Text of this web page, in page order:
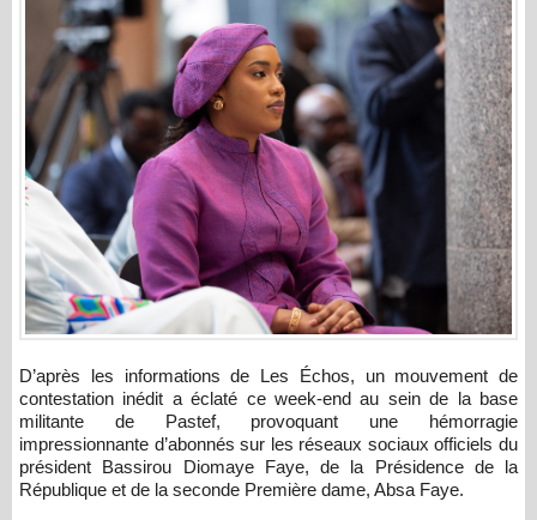
D’après les informations de Les Échos, un mouvement de
contestation inédit a éclaté ce week-end au sein de la base
militante de Pastef, provoquant une hémorragie
impressionnante d’abonnés sur les réseaux sociaux officiels du
président Bassirou Diomaye Faye, de la Présidence de la
République et de la seconde Première dame, Absa Faye.